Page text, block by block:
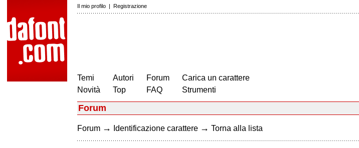
Il mio profilo | Registrazione
Temi
Novità
Autori
Top
Forum
FAQ
Carica un carattere
Strumenti
Forum
Forum → Identificazione carattere → Torna alla lista